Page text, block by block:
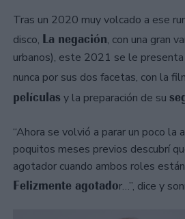
Tras un 2020 muy volcado a ese
disco, La negación, con una gran
urbanos), este 2021 se le presenta
nunca por sus dos facetas, con la
películas y la preparación de su
“Ahora se volvió a parar un poco la
poquitos meses previos descubrí
agotador cuando ambos roles
Felizmente agotador…”, dice y